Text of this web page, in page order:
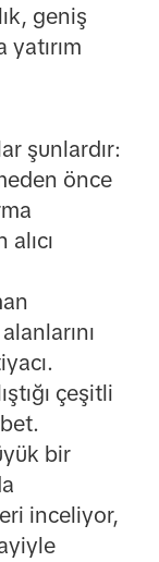
geniş
şunlardır:
önce
çeşitli
bir
inceliyor,